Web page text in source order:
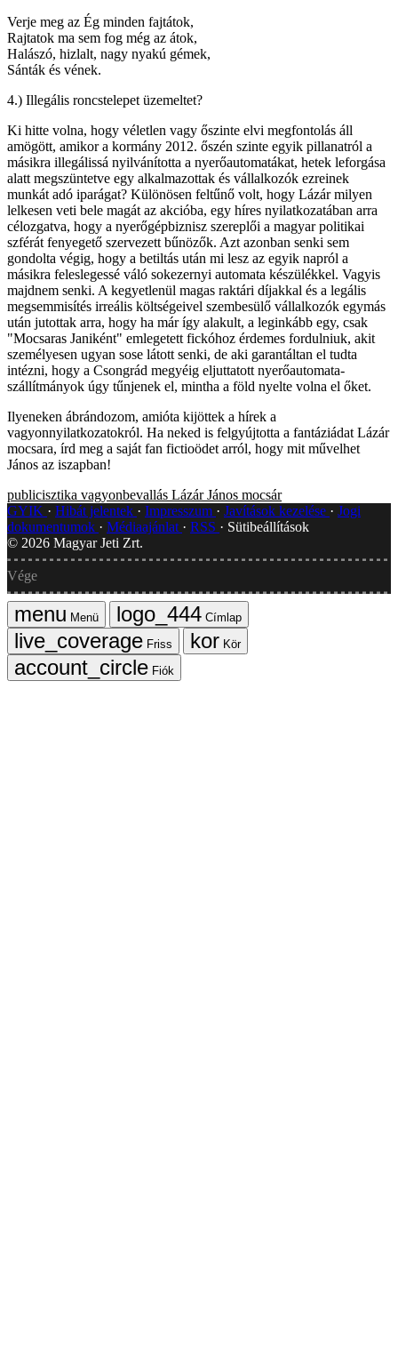
Verje meg az Ég minden fajtátok,
Rajtatok ma sem fog még az átok,
Halászó, hizlalt, nagy nyakú gémek,
Sánták és vének.
4.) Illegális roncstelepet üzemeltet?
Ki hitte volna, hogy véletlen vagy őszinte elvi megfontolás áll
amögött, amikor a kormány 2012. őszén szinte egyik pillanatról a
másikra illegálissá nyilvánította a nyerőautomatákat, hetek leforgása
alatt megszüntetve egy alkalmazottak és vállalkozók ezreinek
munkát adó iparágat? Különösen feltűnő volt, hogy Lázár milyen
lelkesen veti bele magát az akcióba, egy híres nyilatkozatában arra
célozgatva, hogy a nyerőgépbiznisz szereplői a magyar politikai
szférát fenyegető szervezett bűnözők. Azt azonban senki sem
gondolta végig, hogy a betiltás után mi lesz az egyik napról a
másikra feleslegessé váló sokezernyi automata készülékkel. Vagyis
majdnem senki. A kegyetlenül magas raktári díjakkal és a legális
megsemmisítés irreális költségeivel szembesülő vállalkozók egymás
után jutottak arra, hogy ha már így alakult, a leginkább egy, csak
"Mocsaras Janiként" emlegetett fickóhoz érdemes fordulniuk, akit
személyesen ugyan sose látott senki, de aki garantáltan el tudta
intézni, hogy a Csongrád megyéig eljuttatott nyerőautomata-
szállítmányok úgy tűnjenek el, mintha a föld nyelte volna el őket.
Ilyeneken ábrándozom, amióta kijöttek a hírek a
vagyonnyilatkozatokról. Ha neked is felgyújtotta a fantáziádat Lázár
mocsara, írd meg a saját fan fictioödet arról, hogy mit művelhet
János az iszapban!
publicisztika vagyonbevallás Lázár János mocsár
GYIK
Hibát jelentek Impresszum Javítások kezelése
Jogi
dokumentumok
Médiaajánlat RSS
Sütibeállítások
© 2026 Magyar Jeti Zrt.
Vége
Menü
Címlap
Friss
Kör
Fiók